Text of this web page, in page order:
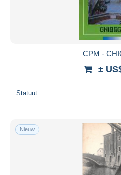
CPM -
±
Statuut
Nieuw